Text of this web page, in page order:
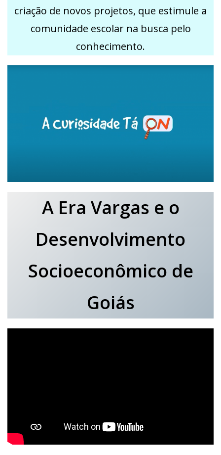
criação de novos projetos, que estimule a
comunidade escolar na busca pelo
conhecimento.
A Era Vargas e o
Desenvolvimento
Socioeconômico de
Goiás